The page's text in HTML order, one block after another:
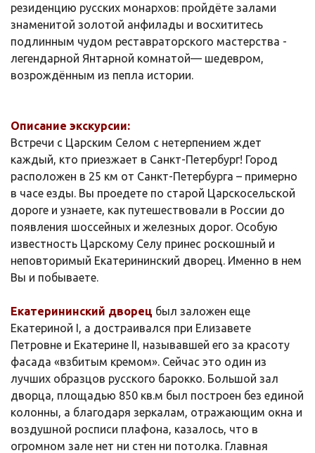
резиденцию русских монархов: пройдёте залами
знаменитой золотой анфилады и восхититесь
подлинным чудом реставраторского мастерства -
легендарной Янтарной комнатой— шедевром,
возрождённым из пепла истории.
Описание экскурсии:
Встречи с Царским Селом с нетерпением ждет
каждый, кто приезжает в Санкт-Петербург! Город
расположен в 25 км от Санкт-Петербурга – примерно
в часе езды. Вы проедете по старой Царскосельской
дороге и узнаете, как путешествовали в России до
появления шоссейных и железных дорог. Особую
известность Царскому Селу принес роскошный и
неповторимый Екатерининский дворец. Именно в нем
Вы и побываете.
Екатерининский дворец был заложен еще
Екатериной I, а достраивался при Елизавете
Петровне и Екатерине II, называвшей его за красоту
фасада «взбитым кремом». Сейчас это один из
лучших образцов русского барокко. Большой зал
дворца, площадью 850 кв.м был построен без единой
колонны, а благодаря зеркалам, отражающим окна и
воздушной росписи плафона, казалось, что в
огромном зале нет ни стен ни потолка. Главная